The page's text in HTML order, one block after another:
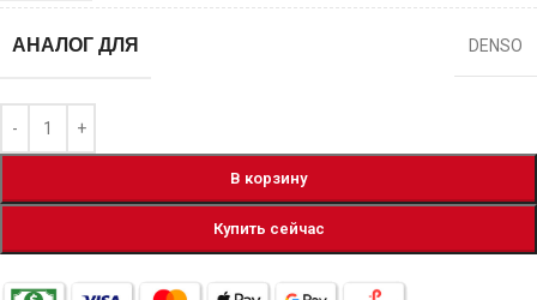
АНАЛОГ ДЛЯ DENSO
В корзину
Купить сейчас